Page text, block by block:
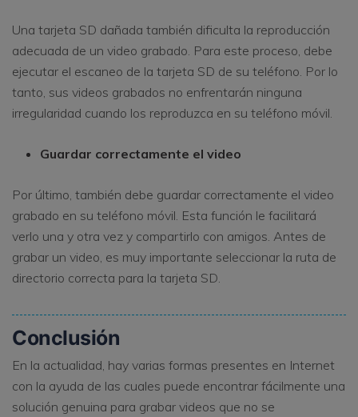
Una tarjeta SD dañada también dificulta la reproducción
adecuada de un video grabado. Para este proceso, debe
ejecutar el escaneo de la tarjeta SD de su teléfono. Por lo
tanto, sus videos grabados no enfrentarán ninguna
irregularidad cuando los reproduzca en su teléfono móvil.
Guardar correctamente el video
Por último, también debe guardar correctamente el video
grabado en su teléfono móvil. Esta función le facilitará
verlo una y otra vez y compartirlo con amigos. Antes de
grabar un video, es muy importante seleccionar la ruta de
directorio correcta para la tarjeta SD.
Conclusión
En la actualidad, hay varias formas presentes en Internet
con la ayuda de las cuales puede encontrar fácilmente una
solución genuina para grabar videos que no se